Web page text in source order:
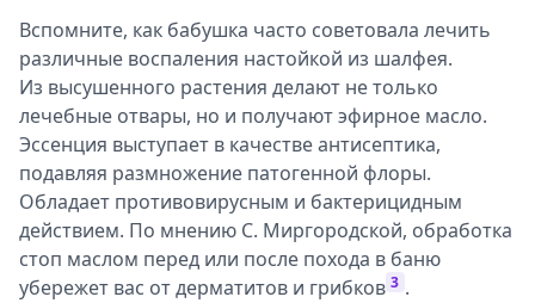
Вспомните, как бабушка часто советовала лечить
различные воспаления настойкой из шалфея.
Из высушенного растения делают не только
лечебные отвары, но и получают эфирное масло.
Эссенция выступает в качестве антисептика,
подавляя размножение патогенной флоры.
Обладает противовирусным и бактерицидным
действием. По мнению С. Миргородской, обработка
стоп маслом перед или после похода в баню
убережет вас от дерматитов и грибков 3 .